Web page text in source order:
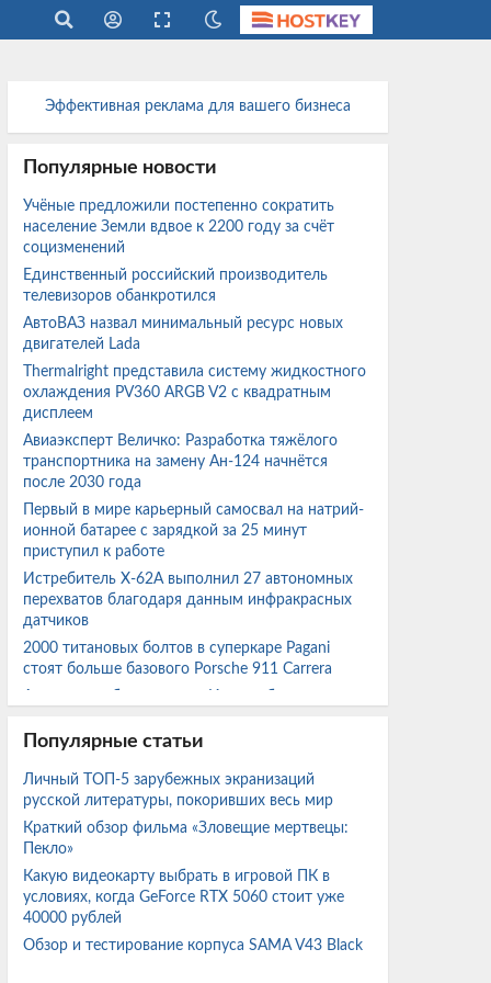
Эффективная реклама для вашего бизнеса
Популярные новости
Учёные предложили постепенно сократить
население Земли вдвое к 2200 году за счёт
социзменений
Единственный российский производитель
телевизоров обанкротился
АвтоВАЗ назвал минимальный ресурс новых
двигателей Lada
Thermalright представила систему жидкостного
охлаждения PV360 ARGB V2 с квадратным
дисплеем
Авиаэксперт Величко: Разработка тяжёлого
транспортника на замену Ан-124 начнётся
после 2030 года
Первый в мире карьерный самосвал на натрий-
ионной батарее с зарядкой за 25 минут
приступил к работе
Истребитель X-62A выполнил 27 автономных
перехватов благодаря данным инфракрасных
датчиков
2000 титановых болтов в суперкаре Pagani
стоят больше базового Porsche 911 Carrera
Индия отказалась от Су-57 и готовит
Энтузиаст собрал ПК на Core i7-3770 с RX 580
перехода под контроль Саудовской Аравии
У Сахалина впервые выловили 500 кг
Популярные статьи
Личный ТОП-5 зарубежных экранизаций
русской литературы, покоривших весь мир
Краткий обзор фильма «Зловещие мертвецы:
Пекло»
Какую видеокарту выбрать в игровой ПК в
условиях, когда GeForce RTX 5060 стоит уже
40000 рублей
Обзор и тестирование корпуса SAMA V43 Black